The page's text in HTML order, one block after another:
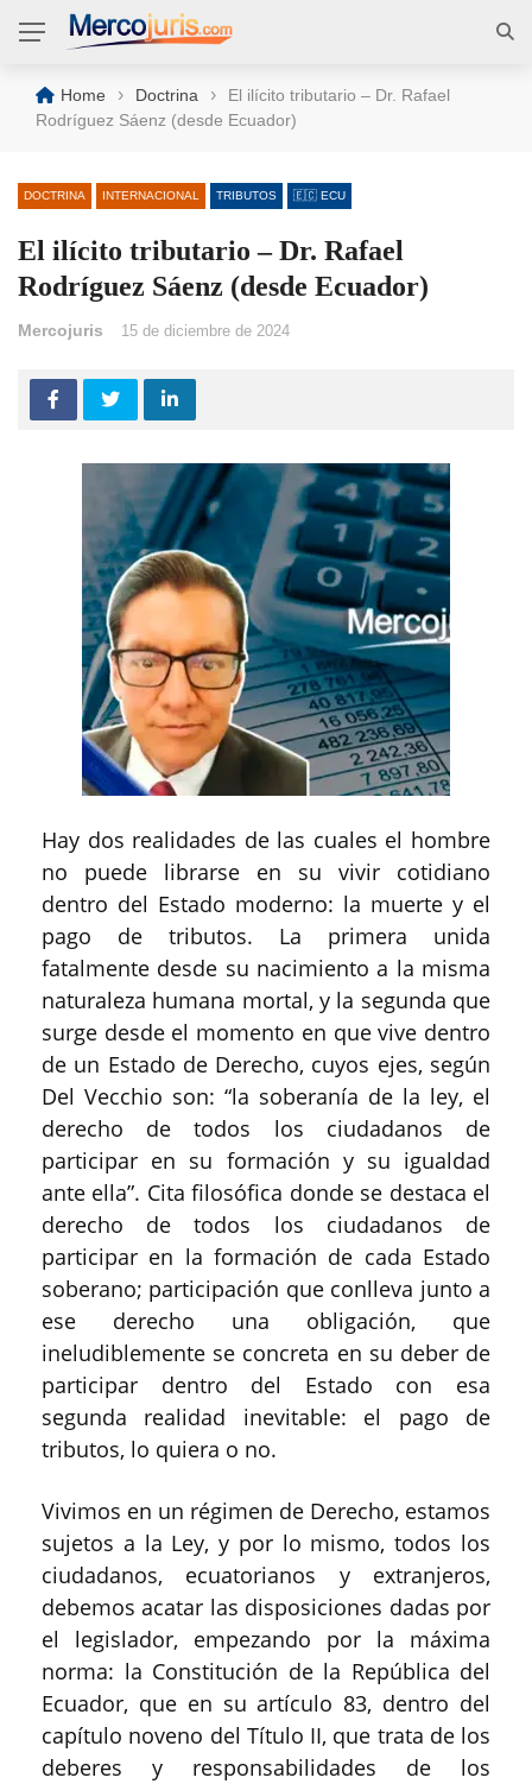
Home › Doctrina ›
El ilícito tributario – Dr. Rafael
Rodríguez Sáenz (desde Ecuador)
DOCTRINA INTERNACIONAL TRIBUTOS 🇪🇨 ECU
El ilícito tributario – Dr. Rafael
Rodríguez Sáenz (desde Ecuador)
Mercojuris 15 de diciembre de 2024
Hay dos realidades de las cuales el hombre
no puede librarse en su vivir cotidiano
dentro del Estado moderno: la muerte y el
pago de tributos. La primera unida
fatalmente desde su nacimiento a la misma
naturaleza humana mortal, y la segunda que
surge desde el momento en que vive dentro
de un Estado de Derecho, cuyos ejes, según
Del Vecchio son: “la soberanía de la ley, el
derecho de todos los ciudadanos de
participar en su formación y su igualdad
ante ella”. Cita filosófica donde se destaca el
derecho de todos los ciudadanos de
participar en la formación de cada Estado
soberano; participación que conlleva junto a
ese derecho una obligación, que
ineludiblemente se concreta en su deber de
participar dentro del Estado con esa
segunda realidad inevitable: el pago de
tributos, lo quiera o no.
Vivimos en un régimen de Derecho, estamos
sujetos a la Ley, y por lo mismo, todos los
ciudadanos, ecuatorianos y extranjeros,
debemos acatar las disposiciones dadas por
el legislador, empezando por la máxima
norma: la Constitución de la República del
Ecuador, que en su artículo 83, dentro del
capítulo noveno del Título II, que trata de los
deberes y responsabilidades de los